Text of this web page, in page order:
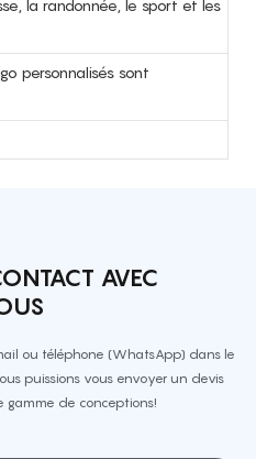
la randonnée, le sport et les
personnalisés sont
AVEC
ou téléphone (WhatsApp) dans le
puissions vous envoyer un devis
gamme de conceptions!